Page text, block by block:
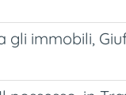
immobili,